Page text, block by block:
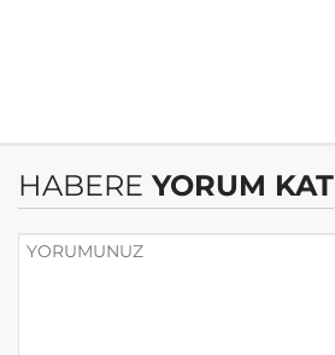
HABERE YORUM KAT